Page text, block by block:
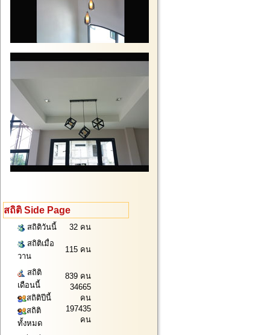
สถิติ Side Page
สถิติวันนี้
32 คน
สถิติเมื่อ
วาน
115 คน
สถิติ
เดือนนี้
สถิติปีนี้
สถิติ
ทั้งหมด
839 คน
34665
คน
197435
คน